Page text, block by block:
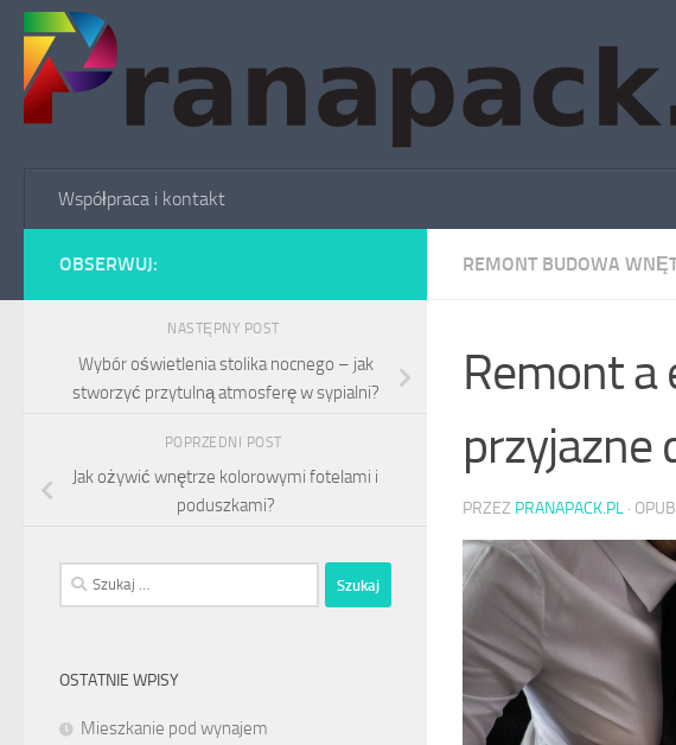
Skip to content
Współpraca i kontakt
REMONT BUDOWA
Remont a
przyjazne
PRZEZ PRANAPACK.PL ·
OBSERWUJ:
NASTĘPNY POST
Wybór oświetlenia stolika nocnego – jak
stworzyć przytulną atmosferę w sypialni?
POPRZEDNI POST
Jak ożywić wnętrze kolorowymi fotelami i
poduszkami?
Szukaj:
OSTATNIE WPISY
Mieszkanie pod wynajem